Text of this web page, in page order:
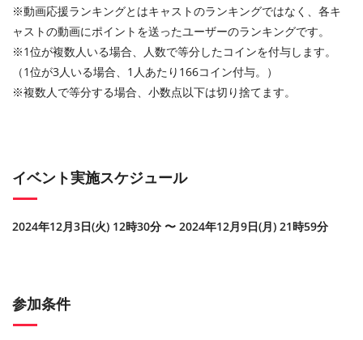
※動画応援ランキングとはキャストのランキングではなく、各キ
ャストの動画にポイントを送ったユーザーのランキングです。
※1位が複数人いる場合、人数で等分したコインを付与します。
（1位が3人いる場合、1人あたり166コイン付与。）
※複数人で等分する場合、小数点以下は切り捨てます。
イベント実施スケジュール
2024年12月3日(火) 12時30分 〜 2024年12月9日(月) 21時59分
参加条件